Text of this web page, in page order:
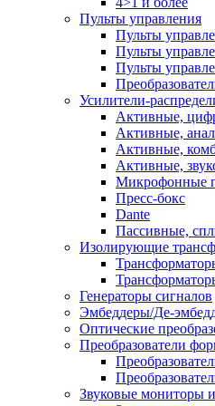
Пульты управления
Пульты
Пульты
Пульты
Усилители-
Активные,
Активные,
Активные,
Активные,
Микрофонные
Пресс-бокс
Dante
Пассивные,
Изолирующие
Генераторы сигналов
Эмбеддеры/Де-
Оптические
Преобразователи
Звуковые мониторы